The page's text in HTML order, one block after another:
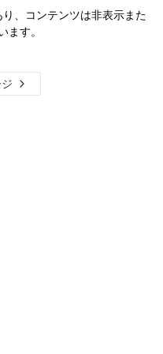
、コンテンツは非表示また
ます。